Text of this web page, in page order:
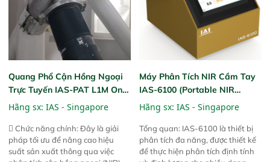
Quang Phổ Cận Hồng Ngoại
Trực Tuyến IAS-PAT L1M On-
Line NIR
Hãng sx: IAS - Singapore
 Chức năng chính: Đây là giải
pháp tối ưu để nâng cao hiệu
suất sản xuất thông qua việc
Máy Phân Tích NIR Cầm Tay
IAS-6100 (Portable NIR
Analyzer)
Hãng sx: IAS - Singapore
Tổng quan: IAS-6100 là thiết bị
phân tích đa năng, được thiết kế
để thực hiện phân tích định tính